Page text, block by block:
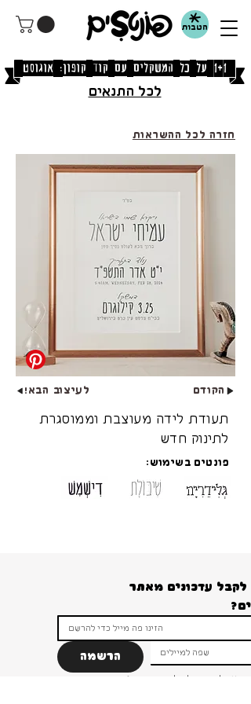
הטבות
[1+1 על כל המשקלים עם קוד קופון: אוגוסט] לכל התנאים
חזרה לכל ההשראות
לעיצוב הבא! הקודם
תעודת לידה מעוצבת וממוסגרת
לתינוק חדש
פונטים בשימוש:
הרשמה